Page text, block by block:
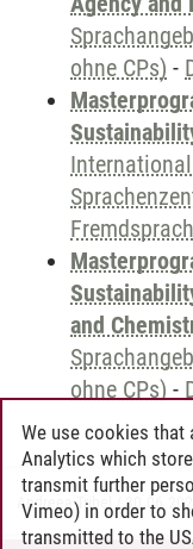
ohne CPs) -
and
ohne CPs) -
Andreea Tribel 30.06.2024
We use cookies that
Analytics which
transmit further
Vimeo) in order to
transmitted to the